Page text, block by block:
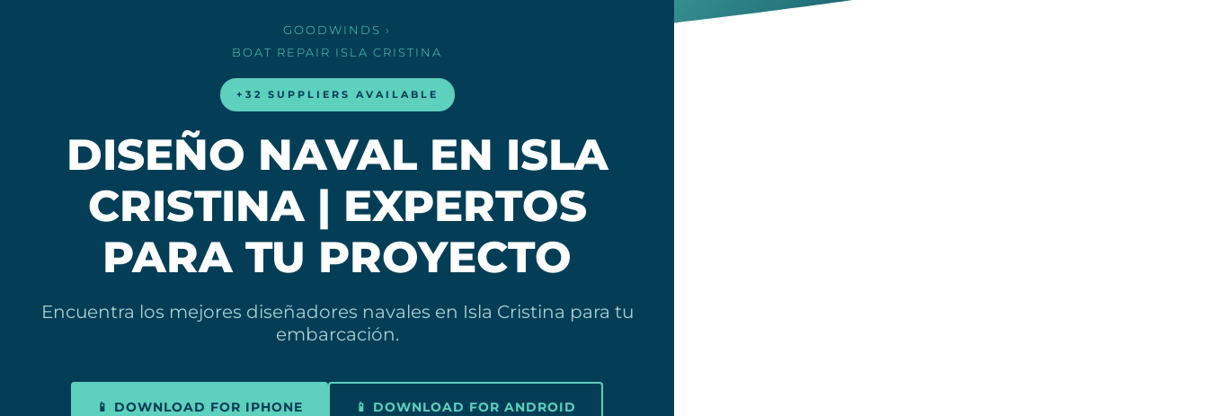
GOODWINDS ›
BOAT REPAIR ISLA CRISTINA
+32 SUPPLIERS AVAILABLE
DISEÑO NAVAL EN ISLA
CRISTINA | EXPERTOS
PARA TU PROYECTO
Encuentra los mejores diseñadores navales en Isla Cristina para tu
embarcación.
📱 DOWNLOAD FOR IPHONE 📱 DOWNLOAD FOR ANDROID